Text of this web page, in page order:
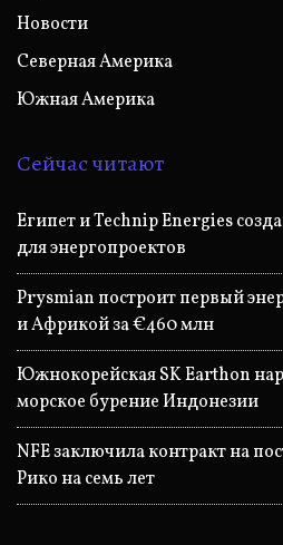
Новости
Северная Америка
Южная Америка
Сейчас читают
Египет и Technip Energies
для энергопроектов
Prysmian построит первый
и Африкой за €460 млн
Южнокорейская SK Earthon
морское бурение Индонезии
NFE заключила контракт на
Рико на семь лет